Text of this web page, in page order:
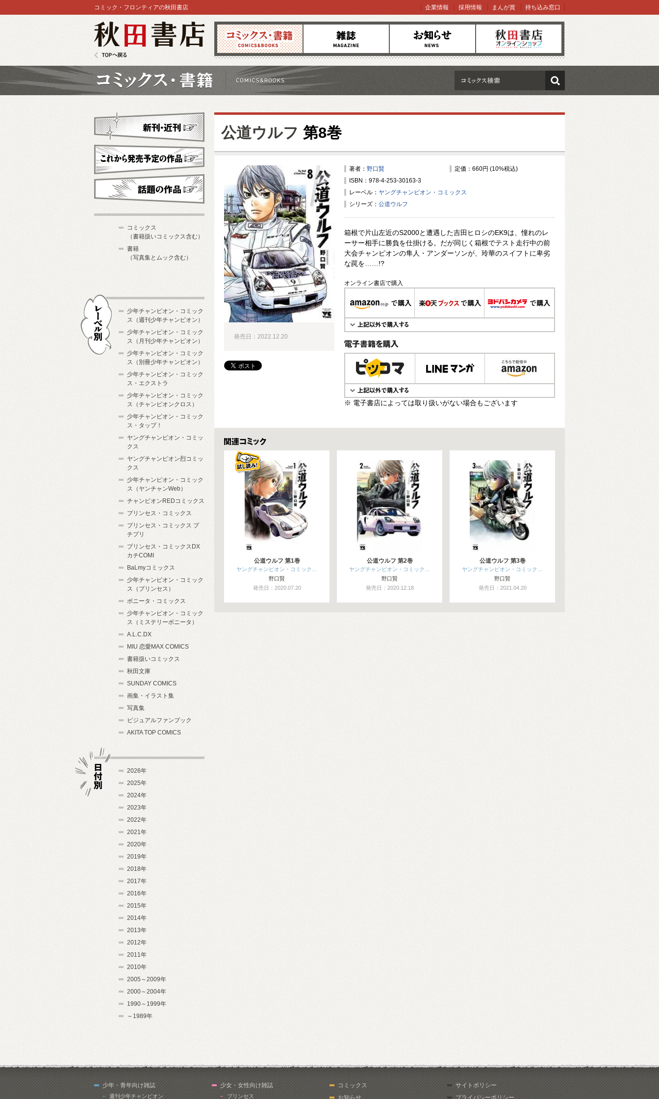
コミックス 雑誌 お知らせ オンラインショップ
コミック・フロンティアの秋田書店 企業情報 採用情報 まんが賞 持ち込み窓口
検索
公道ウルフ 第8巻
著者： 野口賢
定価：660円 (10%税込)
ISBN：978-4-253-30163-3
レーベル： ヤングチャンピオン・コミックス
シリーズ： 公道ウルフ
箱根で片山左近のS2000と遭遇した吉田ヒロシのEK9は、憧れのレ
ーサー相手に勝負を仕掛ける。だが同じく箱根でテスト走行中の前
大会チャンピオンの隼人・アンダーソンが、玲華のスイフトに卑劣
な罠を……!?
オンライン書店で購入
電子書籍で購入
※ 電子書店によっては取り扱いがない場合もございます
発売日：2022.12.20
関連コミックス
公道ウルフ 第1巻
ヤングチャンピオン・コミック…
野口賢
発売日：2020.07.20
公道ウルフ 第2巻
ヤングチャンピオン・コミック…
野口賢
発売日：2020.12.18
公道ウルフ 第3巻
ヤングチャンピオン・コミック…
野口賢
発売日：2021.04.20
新刊・近刊
これから発売予定
コミックス
（書籍扱いコミックス含む）
書籍
（写真集とムック含む）
少年チャンピオン・コミック
ス（週刊少年チャンピオン）
少年チャンピオン・コミック
ス（月刊少年チャンピオン）
少年チャンピオン・コミック
ス（別冊少年チャンピオン）
少年チャンピオン・コミック
ス・エクストラ
少年チャンピオン・コミック
ス（チャンピオンクロス）
少年チャンピオン・コミック
ス・タップ！
ヤングチャンピオン・コミッ
クス
ヤングチャンピオン烈コミッ
クス
少年チャンピオン・コミック
ス（ヤンチャンWeb）
チャンピオンREDコミックス
プリンセス・コミックス
プリンセス・コミックス プ
チプリ
プリンセス・コミックスDX
カチCOMI
BaLmyコミックス
少年チャンピオン・コミック
ス（プリンセス）
ボニータ・コミックス
少年チャンピオン・コミック
ス（ミステリーボニータ）
A.L.C.DX
MIU 恋愛MAX COMICS
書籍扱いコミックス
秋田文庫
SUNDAY COMICS
画集・イラスト集
写真集
ビジュアルファンブック
AKITA TOP COMICS
2026年
2025年
2024年
2023年
2022年
2021年
2020年
2019年
2018年
2017年
2016年
2015年
2014年
2013年
2012年
2011年
2010年
2005～2009年
2000～2004年
1990～1999年
～1989年
少年・青年向け雑誌
週刊少年チャンピオン
少女・女性向け雑誌
プリンセス
コミックス
お知らせ
サイトポリシー
プライバシーポリシー